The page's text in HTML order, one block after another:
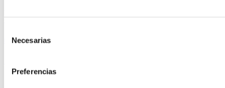
Necesarias
Preferencias
info@adhocvalencia.com